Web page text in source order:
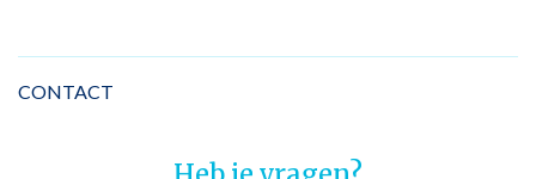
CONTACT